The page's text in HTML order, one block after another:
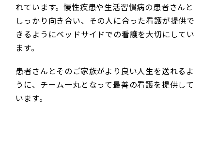
れています。慢性疾患や生活習慣病の患者さんと
しっかり向き合い、その人に合った看護が提供で
きるようにベッドサイドでの看護を大切にしてい
ます。
患者さんとそのご家族がより良い人生を送れるよ
うに、チーム一丸となって最善の看護を提供して
います。